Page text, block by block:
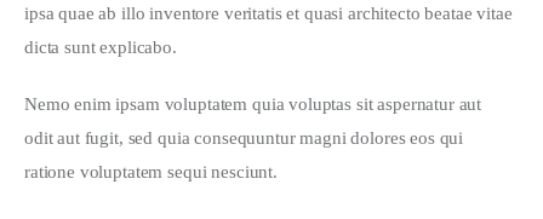
ipsa quae ab illo inventore veritatis et quasi architecto beatae vitae
dicta sunt explicabo.
Nemo enim ipsam voluptatem quia voluptas sit aspernatur aut
odit aut fugit, sed quia consequuntur magni dolores eos qui
ratione voluptatem sequi nesciunt.